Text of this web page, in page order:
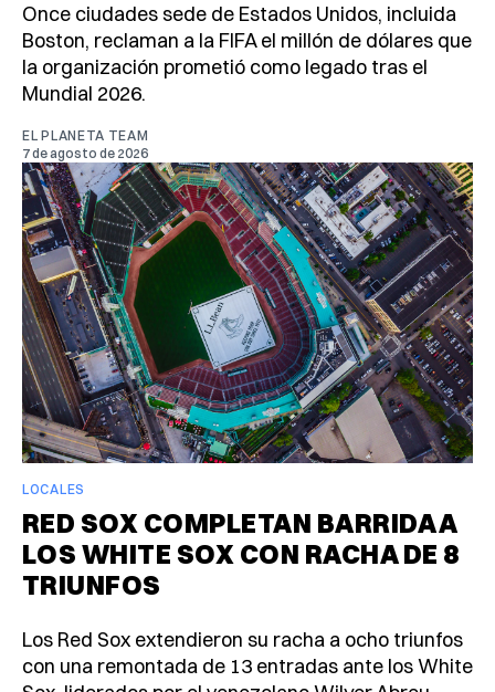
Once ciudades sede de Estados Unidos, incluida
Boston, reclaman a la FIFA el millón de dólares que
la organización prometió como legado tras el
Mundial 2026.
EL PLANETA TEAM
7 de agosto de 2026
LOCALES
RED SOX COMPLETAN BARRIDA A
LOS WHITE SOX CON RACHA DE 8
TRIUNFOS
Los Red Sox extendieron su racha a ocho triunfos
con una remontada de 13 entradas ante los White